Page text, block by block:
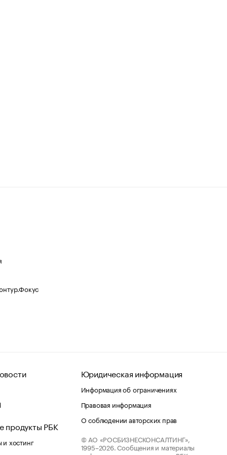
продукты РБК
хостинг
Юридическая информация
Информация об ограничениях
Правовая информация
О соблюдении авторских прав
© АО «РОСБИЗНЕСКОНСАЛТИНГ»,
1995–2026. Сообщения и материалы